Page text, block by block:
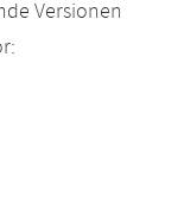
Versionen